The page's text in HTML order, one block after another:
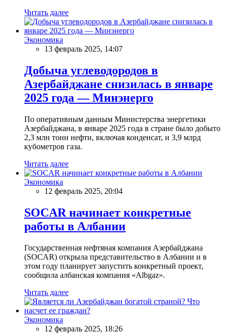
Читать далее
Экономика
13 февраль 2025, 14:07
Добыча углеводородов в
Азербайджане снизилась в январе
2025 года — Минэнерго
По оперативным данным Министерства энергетики
Азербайджана, в январе 2025 года в стране было добыто
2,3 млн тонн нефти, включая конденсат, и 3,9 млрд
кубометров газа.
Читать далее
Экономика
12 февраль 2025, 20:04
SOCAR начинает конкретные
работы в Албании
Государственная нефтяная компания Азербайджана
(SOCAR) открыла представительство в Албании и в
этом году планирует запустить конкретный проект,
сообщила албанская компания «Albgaz».
Читать далее
Экономика
12 февраль 2025, 18:26